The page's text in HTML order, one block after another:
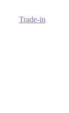
Trade-in